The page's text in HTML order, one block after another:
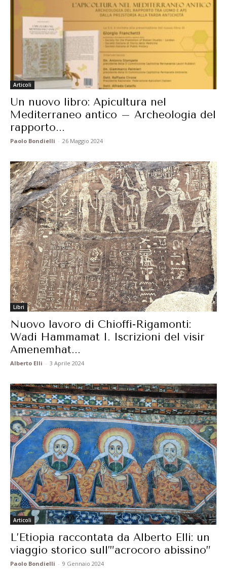
Articoli
Un nuovo libro: Apicultura nel
Mediterraneo antico – Archeologia del
rapporto...
Paolo Bondielli - 26 Maggio 2024
Libri
Nuovo lavoro di Chioffi-Rigamonti:
Wadi Hammamat I. Iscrizioni del visir
Amenemhat...
Alberto Elli - 3 Aprile 2024
Articoli
L’Etiopia raccontata da Alberto Elli: un
viaggio storico sull’”acrocoro abissino”
Paolo Bondielli - 9 Gennaio 2024